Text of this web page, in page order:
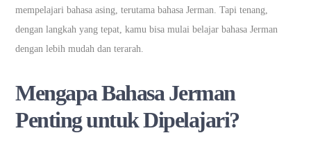
mempelajari bahasa asing, terutama bahasa Jerman. Tapi tenang,
dengan langkah yang tepat, kamu bisa mulai belajar bahasa Jerman
dengan lebih mudah dan terarah.
Mengapa Bahasa Jerman
Penting untuk Dipelajari?